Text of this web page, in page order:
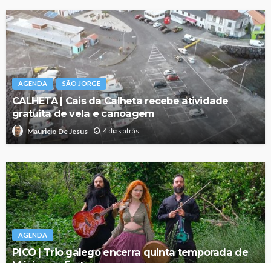
AGENDA SÃO JORGE
CALHETA | Cais da Calheta recebe atividade
gratuita de vela e canoagem
Mauricio De Jesus 4 dias atrás
AGENDA
PICO | Trio galego encerra quinta temporada de